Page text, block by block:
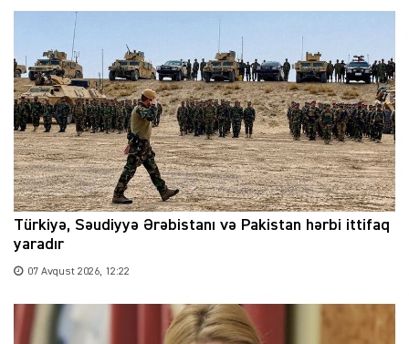
Türkiyə, Səudiyyə Ərəbistanı və Pakistan hərbi ittifaq
yaradır
07 Avqust 2026, 12:22